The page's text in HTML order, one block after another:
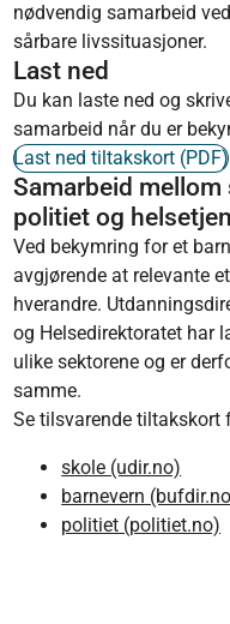
nødvendig samarbeid
sårbare livssituasjoner.
Last ned
Du kan laste ned og
samarbeid når du er
Last ned tiltakskort (PDF)
Samarbeid mellom
politiet og
Ved bekymring for et
avgjørende at relevante
hverandre.
og Helsedirektoratet har
ulike sektorene og er
samme.
Se tilsvarende tiltakskort
skole (udir.no)
barnevern
politiet (politiet.no)